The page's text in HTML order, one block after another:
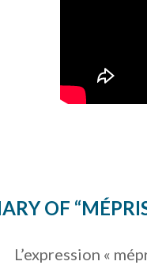
OF “MÉPRIS
L’expression «